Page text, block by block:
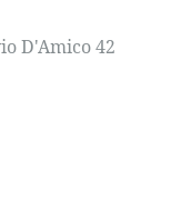
D'Amico 42